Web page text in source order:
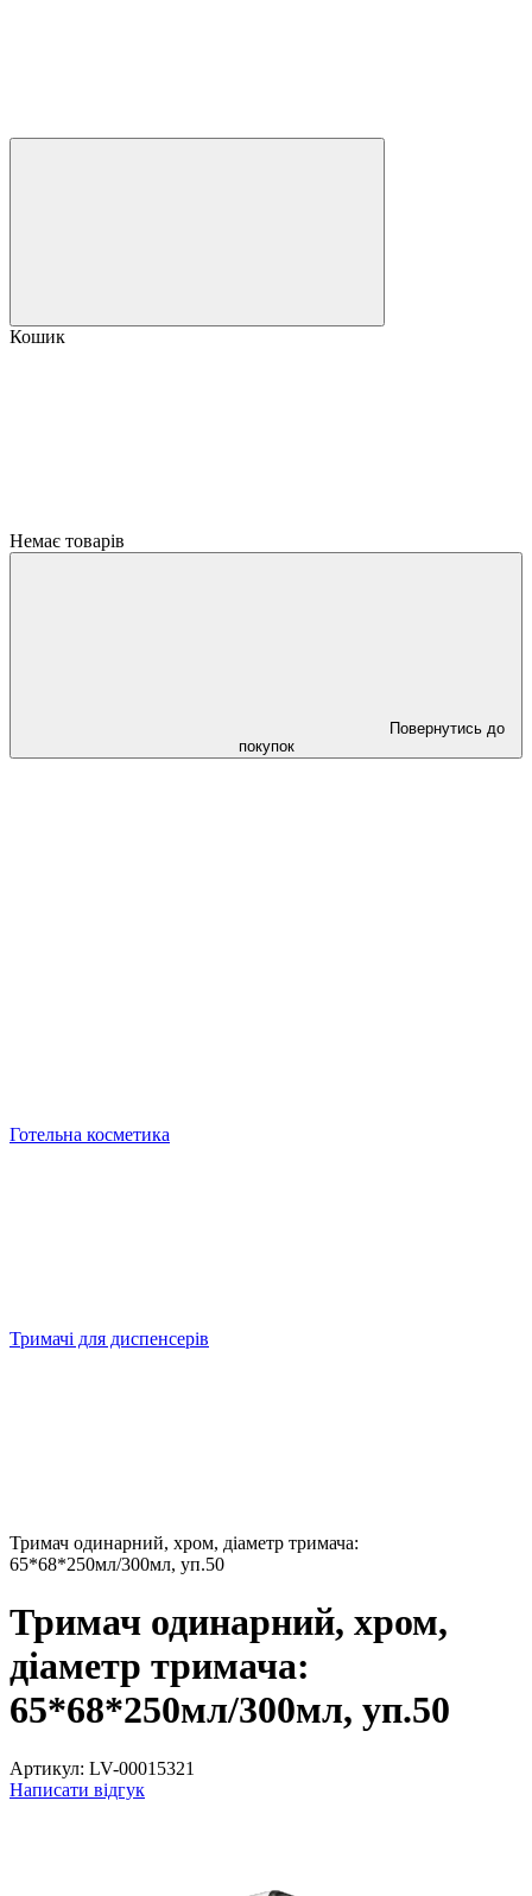
Кошик
Немає товарів
Повернутись до
покупок
Готельна косметика
Тримачі для диспенсерів
Тримач одинарний, хром, діаметр тримача:
65*68*250мл/300мл, уп.50
Тримач одинарний, хром,
діаметр тримача:
65*68*250мл/300мл, уп.50
Артикул: LV-00015321
Написати відгук